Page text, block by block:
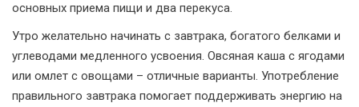
основных приема пищи и два перекуса.
Утро желательно начинать с завтрака, богатого белками и
углеводами медленного усвоения. Овсяная каша с ягодами
или омлет с овощами – отличные варианты. Употребление
правильного завтрака помогает поддерживать энергию на